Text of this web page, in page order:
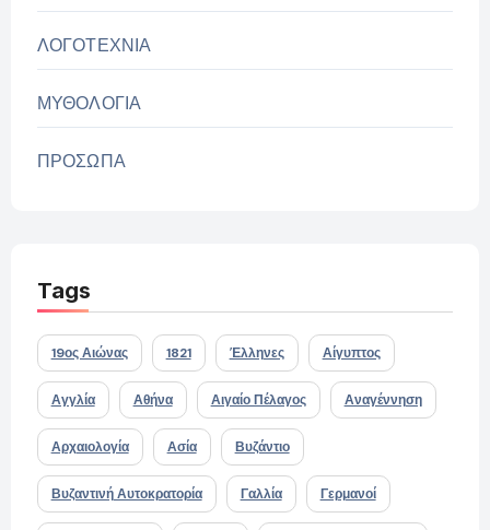
ΛΟΓΟΤΕΧΝΙΑ
ΜΥΘΟΛΟΓΙΑ
ΠΡΟΣΩΠΑ
Tags
19ος Αιώνας 1821 Έλληνες Αίγυπτος
Αγγλία Αθήνα Αιγαίο Πέλαγος Αναγέννηση
Αρχαιολογία Ασία Βυζάντιο
Βυζαντινή Αυτοκρατορία Γαλλία Γερμανοί